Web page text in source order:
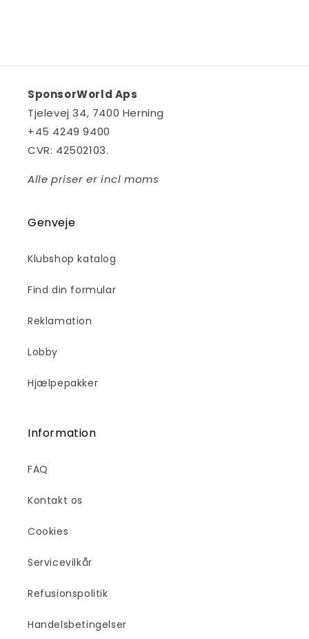
SponsorWorld Aps
Tjelevej 34, 7400 Herning
+45 4249 9400
CVR: 42502103.
Alle priser er incl moms
Genveje
Klubshop katalog
Find din formular
Reklamation
Lobby
Hjælpepakker
Information
FAQ
Kontakt os
Cookies
Servicevilkår
Refusionspolitik
Handelsbetingelser